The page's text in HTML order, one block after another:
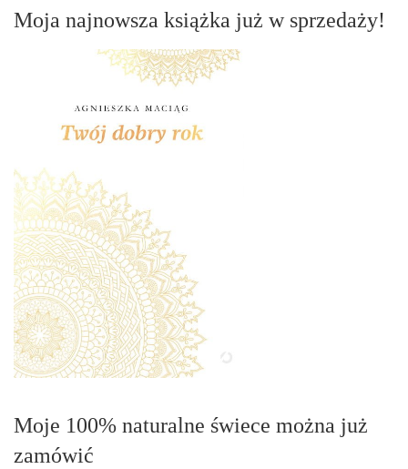
Moja najnowsza książka już w sprzedaży!
Moje 100% naturalne świece można już
zamówić